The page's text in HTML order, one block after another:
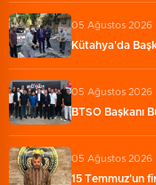
05 Ağustos 2026
Kütahya'da
05 Ağustos 2026
BTSO Başkanı
05 Ağustos 2026
15 Temmuz'un